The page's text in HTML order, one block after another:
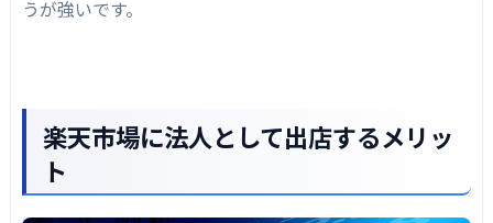
うが強いです。
楽天市場に法人として出店するメリッ
ト